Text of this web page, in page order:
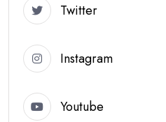
Twitter
Instagram
Youtube